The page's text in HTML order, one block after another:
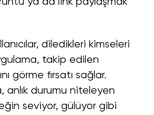
diledikleri kimseleri
takip edilen
görme fırsatı sağlar.
anlık durumu niteleyen
seviyor, gülüyor gibi